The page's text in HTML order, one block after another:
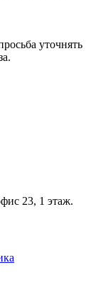
уточнять
23, 1 этаж.